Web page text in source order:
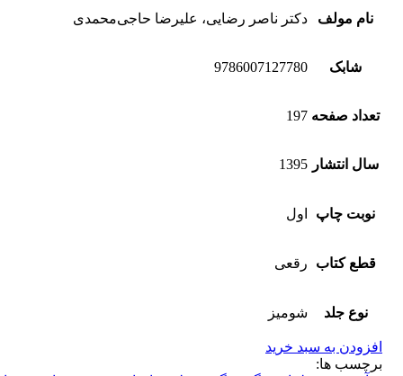
نام مولف دکتر ناصر رضایی، علیرضا حاجی‌محمدی
شابک 9786007127780
تعداد صفحه 197
سال انتشار 1395
نوبت چاپ اول
قطع کتاب رقعی
نوع جلد شومیز
افزودن به سبد خرید
برچسب ها: